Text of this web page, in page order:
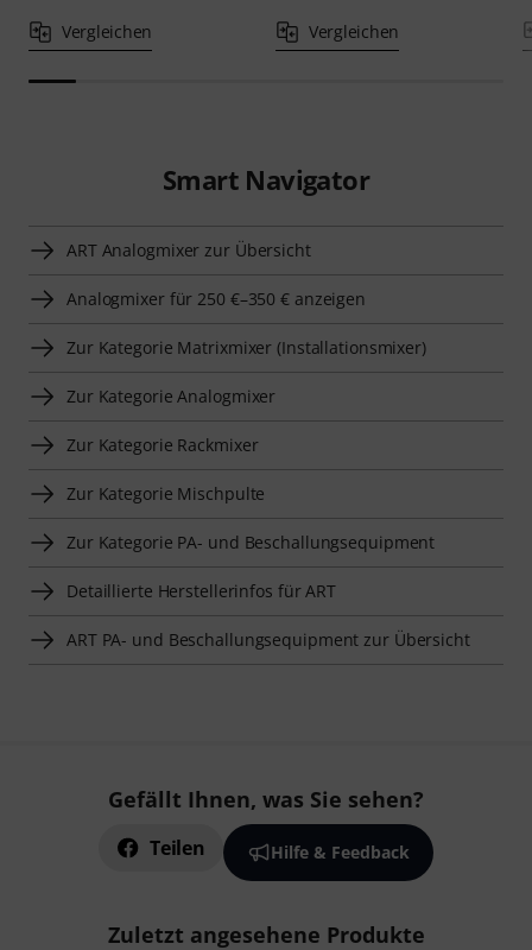
Vergleichen Vergleichen
Smart Navigator
ART Analogmixer zur Übersicht
Analogmixer für 250 €–350 € anzeigen
Zur Kategorie Matrixmixer (Installationsmixer)
Zur Kategorie Analogmixer
Zur Kategorie Rackmixer
Zur Kategorie Mischpulte
Zur Kategorie PA- und Beschallungsequipment
Detaillierte Herstellerinfos für ART
ART PA- und Beschallungsequipment zur Übersicht
Gefällt Ihnen, was Sie sehen?
Teilen Hilfe & Feedback
Zuletzt angesehene Produkte